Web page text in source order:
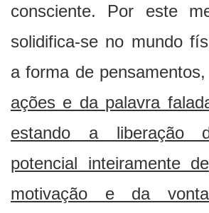
consciente. Por este
solidifica-se no mundo
a forma de
ações e da palavra
estando a liberação
potencial inteiramente
motivação e da